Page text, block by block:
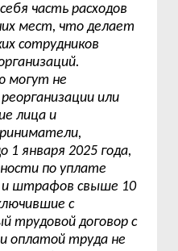
часть расходов
мест, что делает
сотрудников
могут не
или
лица и
1 января 2025 года,
по уплате
и штрафов свыше 10
с
трудовой договор с
оплатой труда не